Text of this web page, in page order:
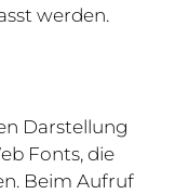
werden.
Darstellung
Fonts, die
Beim Aufruf